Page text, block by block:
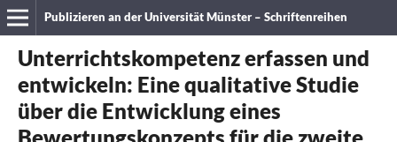
Publizieren an der Universität Münster – Schriftenreihen
Unterrichtskompetenz erfassen und
entwickeln: Eine qualitative Studie
über die Entwicklung eines